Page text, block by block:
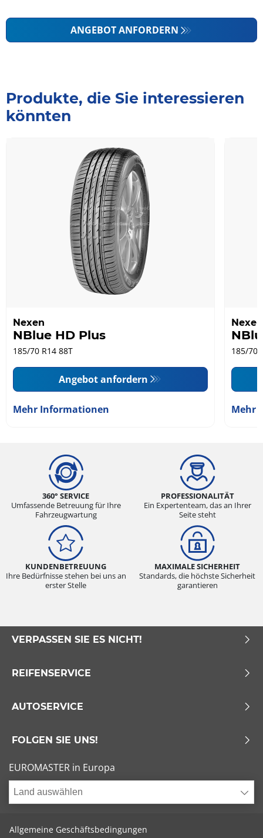
ANGEBOT ANFORDERN
Produkte, die Sie interessieren
könnten
Nexen
NBlue HD Plus
185/70 R14 88T
Angebot anfordern
Mehr Informationen
Nexen
185/70
Mehr
360° SERVICE
Umfassende Betreuung für Ihre
Fahrzeugwartung
PROFESSIONALITÄT
Ein Expertenteam, das an Ihrer
Seite steht
KUNDENBETREUUNG
Ihre Bedürfnisse stehen bei uns an
erster Stelle
MAXIMALE SICHERHEIT
Standards, die höchste Sicherheit
garantieren
VERPASSEN SIE ES NICHT!
REIFENSERVICE
AUTOSERVICE
FOLGEN SIE UNS!
EUROMASTER in Europa
Land auswählen
Allgemeine Geschäftsbedingungen